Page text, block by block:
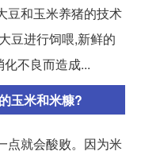
豆和玉米养猪的技术
豆进行饲喂,新鲜的
不良而造成...
玉米和米糠?
点就会酸败。因为米